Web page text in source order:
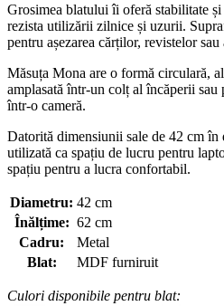
Grosimea blatului îi oferă stabilitate
rezista utilizării zilnice și uzurii.
pentru așezarea cărților, revistelor
Măsuța Mona are o formă circulară,
amplasată într-un colț al încăperii sau
într-o cameră.
Datorită dimensiunii sale de 42 cm în
utilizată ca spațiu de lucru pentru
spațiu pentru a lucra confortabil.
Diametru: 42 cm
Înălțime: 62 cm
Cadru:
Metal
Blat:
MDF furniruit
Culori disponibile pentru blat: